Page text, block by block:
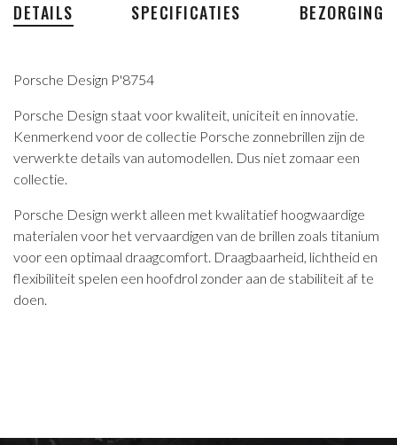
DETAILS SPECIFICATIES BEZORGING
Porsche Design P'8754
Porsche Design staat voor kwaliteit, uniciteit en innovatie.
Kenmerkend voor de collectie Porsche zonnebrillen zijn de
verwerkte details van automodellen. Dus niet zomaar een
collectie.
Porsche Design werkt alleen met kwalitatief hoogwaardige
materialen voor het vervaardigen van de brillen zoals titanium
voor een optimaal draagcomfort. Draagbaarheid, lichtheid en
flexibiliteit spelen een hoofdrol zonder aan de stabiliteit af te
doen.